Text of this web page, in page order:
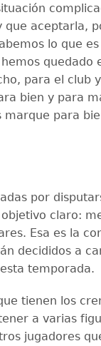
que aceptarla,
lo que
quedado
para el club
bien y para
marque para
por
claro:
Esa es la
decididos a
temporada.
tienen los
a varias
jugadores